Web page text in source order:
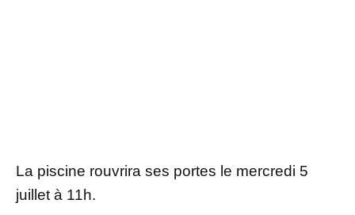
La piscine rouvrira ses portes le mercredi 5
juillet à 11h.